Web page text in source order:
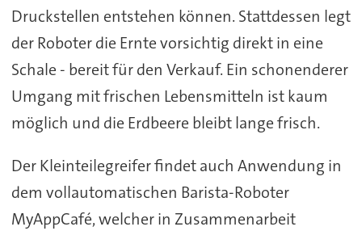
Druckstellen entstehen können. Stattdessen legt
der Roboter die Ernte vorsichtig direkt in eine
Schale - bereit für den Verkauf. Ein schonenderer
Umgang mit frischen Lebensmitteln ist kaum
möglich und die Erdbeere bleibt lange frisch.
Der Kleinteilegreifer findet auch Anwendung in
dem vollautomatischen Barista-Roboter
MyAppCafé, welcher in Zusammenarbeit